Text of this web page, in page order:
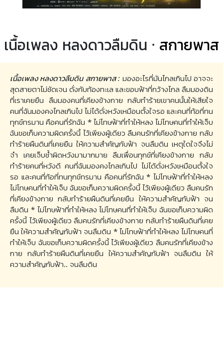
เนื้อเพลง หลงดาวลืมดิน · สกายพาส
เนื้อเพลง หลงดาวลืมดิน สกายพาส : มองอะไรที่มันไกลเกินไป อาจจะ
สุดสายตาไม่ชัดเจน ดั่งกับท้องทะเล และขอบฟ้าที่กว้างไกล ลืมมองดิน
ที่เราเคยยืน ลืมมองคนที่เคียงข้างกาย กลับทำร้ายเขาคนนั้นให้เสียใจ
คนที่ฉันมองคงไกลเกินไป ไม่ได้ดั่งหวังเหมือนตั้งใจรอ และคนที่ท้อที่ทน
ทุกข์ทรมาน คือคนที่รักฉัน * ไม่โทษฟ้าที่ทำให้หลง ไม่โทษคนที่ทำให้เจ็บ
ฉันขอเก็บความผิดครั้งนี้ ไว้เพียงผู้เดียว ลืมคนรักที่เคียงข้างกาย กลับ
ทำร้ายผืนดินที่เคยยืน ให้ความสำคัญกับฟ้า จนลืมดิน เหตุใดใจจึงไม่
จำ เคยเจ็บช้ำผิดหวังมามากมาย ลืมเพื่อนทุกข์ที่เคียงข้างกาย กลับ
ทำร้ายคนที่หวังดี คนที่ฉันมองคงไกลเกินไป ไม่ได้ดั่งหวังเหมือนตั้งใจ
รอ และคนที่ท้อที่ทนทุกข์ทรมาน คือคนที่รักฉัน * ไม่โทษฟ้าที่ทำให้หลง
ไม่โทษคนที่ทำให้เจ็บ ฉันขอเก็บความผิดครั้งนี้ ไว้เพียงผู้เดียว ลืมคนรัก
ที่เคียงข้างกาย กลับทำร้ายผืนดินที่เคยยืน ให้ความสำคัญกับฟ้า จน
ลืมดิน * ไม่โทษฟ้าที่ทำให้หลง ไม่โทษคนที่ทำให้เจ็บ ฉันขอเก็บความผิด
ครั้งนี้ ไว้เพียงผู้เดียว ลืมคนรักที่เคียงข้างกาย กลับทำร้ายผืนดินที่เคย
ยืน ให้ความสำคัญกับฟ้า จนลืมดิน * ไม่โทษฟ้าที่ทำให้หลง ไม่โทษคนที่
ทำให้เจ็บ ฉันขอเก็บความผิดครั้งนี้ ไว้เพียงผู้เดียว ลืมคนรักที่เคียงข้าง
กาย กลับทำร้ายผืนดินที่เคยยืน ให้ความสำคัญกับฟ้า จนลืมดิน ให้
ความสำคัญกับฟ้า.. จนลืมดิน